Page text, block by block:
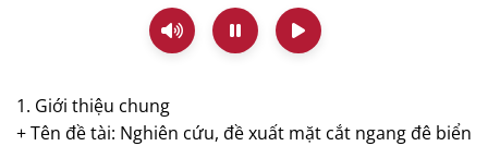
1. Giới thiệu chung
+ Tên đề tài: Nghiên cứu, đề xuất mặt cắt ngang đê biển